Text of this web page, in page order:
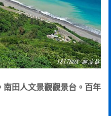
南田人文景觀觀景台。百年